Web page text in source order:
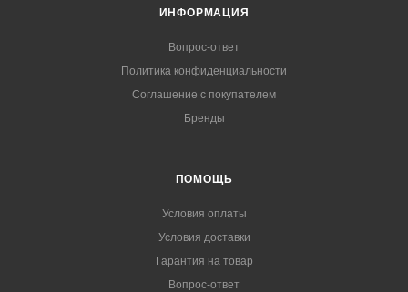
ИНФОРМАЦИЯ
Вопрос-ответ
Политика конфиденциальности
Соглашение с покупателем
Бренды
ПОМОЩЬ
Условия оплаты
Условия доставки
Гарантия на товар
Вопрос-ответ